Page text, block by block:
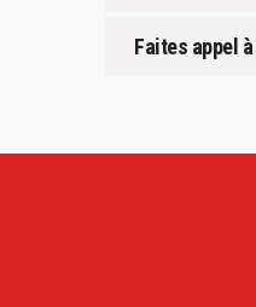
Faites appel